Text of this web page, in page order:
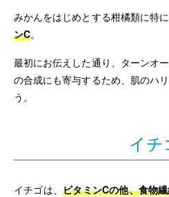
みかんをはじめとする柑橘類に特
ンC。
最初にお伝えした通り、ターンオ
の合成にも寄与するため、肌のハ
う。
イチ
イチゴは、ビタミンCの他、食物